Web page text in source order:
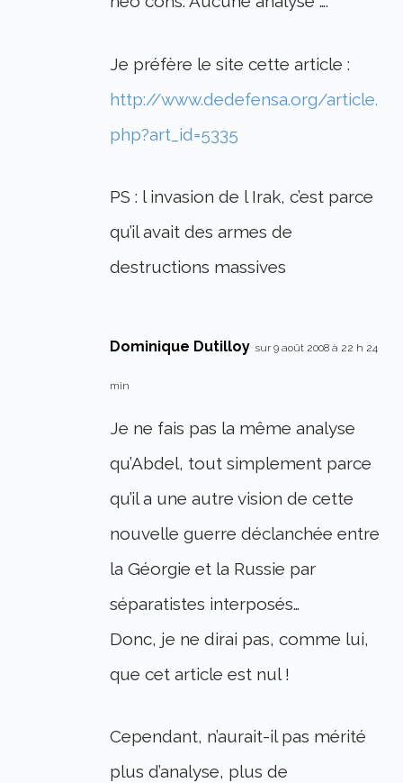
Je préfère le site cette article :
http://www.dedefensa.org/article.
php?art_id=5335
PS : l invasion de l Irak, c’est parce
qu’il avait des armes de
destructions massives
Dominique Dutilloy sur 9 août 2008 à 22 h 24
min
Je ne fais pas la même analyse
qu’Abdel, tout simplement parce
qu’il a une autre vision de cette
nouvelle guerre déclanchée entre
la Géorgie et la Russie par
séparatistes interposés…
Donc, je ne dirai pas, comme lui,
que cet article est nul !
Cependant, n’aurait-il pas mérité
plus d’analyse, plus de